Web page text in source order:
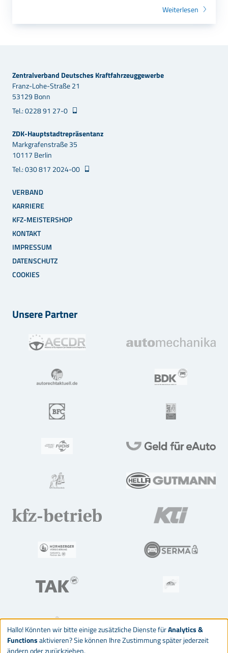
Weiterlesen
Zentralverband Deutsches Kraftfahrzeuggewerbe
Franz-Lohe-Straße 21
53129 Bonn
Tel.: 0228 91 27-0
ZDK-Hauptstadtrepräsentanz
Markgrafenstraße 35
10117 Berlin
Tel.: 030 817 2024-00
VERBAND
KARRIERE
KFZ-MEISTERSHOP
KONTAKT
IMPRESSUM
DATENSCHUTZ
COOKIES
Unsere Partner
Hallo! Könnten wir bitte einige zusätzliche Dienste fürAnalytics &
Functionsaktivieren? Sie können Ihre Zustimmung später jederzeit
ändern oder zurückziehen.